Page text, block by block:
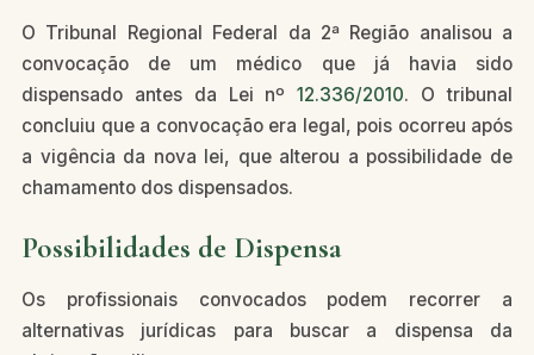
O Tribunal Regional Federal da 2ª Região analisou a
convocação de um médico que já havia sido
dispensado antes da Lei nº12.336/2010. O tribunal
concluiu que a convocação era legal, pois ocorreu após
a vigência da nova lei, que alterou a possibilidade de
chamamento dos dispensados.
Possibilidades de Dispensa
Os profissionais convocados podem recorrer a
alternativas jurídicas para buscar a dispensa da